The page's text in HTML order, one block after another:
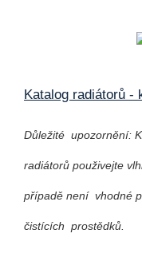
Katalog radiátorů -
Důležité upozornění:
radiátorů použivejte
případě není vhodné
čistících prostědků.